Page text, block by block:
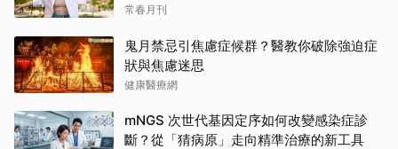
常春月刊
鬼月禁忌引焦慮症候群？醫教你破除強迫症
狀與焦慮迷思
健康醫療網
mNGS 次世代基因定序如何改變感染症診
斷？從「猜病原」走向精準治療的新工具